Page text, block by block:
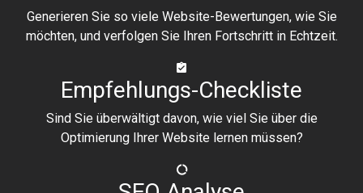
Generieren Sie so viele Website-Bewertungen, wie Sie
möchten, und verfolgen Sie Ihren Fortschritt in Echtzeit.
Empfehlungs-Checkliste
Sind Sie überwältigt davon, wie viel Sie über die
Optimierung Ihrer Website lernen müssen?